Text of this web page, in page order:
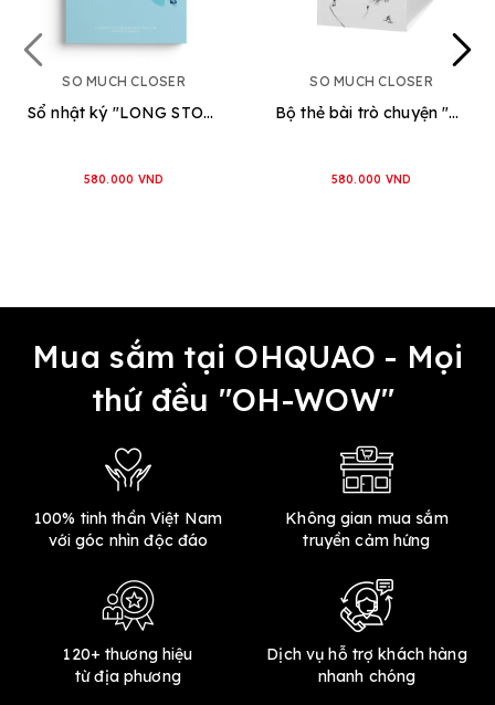
SO MUCH CLOSER
Sổ nhật ký "LONG STORY SHORT"
580.000 VND
SO MUCH CLOSER
Bộ thẻ bài trò chuyện "ONE FINE SUNDAY" [ENG]
580.000 VND
Mua sắm tại OHQUAO - Mọi
thứ đều "OH-WOW"
100% tinh thần Việt Nam
với góc nhìn độc đáo
Không gian mua sắm
truyền cảm hứng
120+ thương hiệu
từ địa phương
Dịch vụ hỗ trợ khách hàng
nhanh chóng